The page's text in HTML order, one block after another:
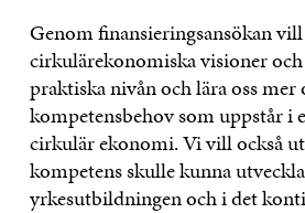
Genom finansieringsansökan
cirkulärekonomiska visioner
praktiska nivån och lära oss
kompetensbehov som uppstår i
cirkulär ekonomi. Vi vill också
kompetens skulle kunna
yrkesutbildningen och i det